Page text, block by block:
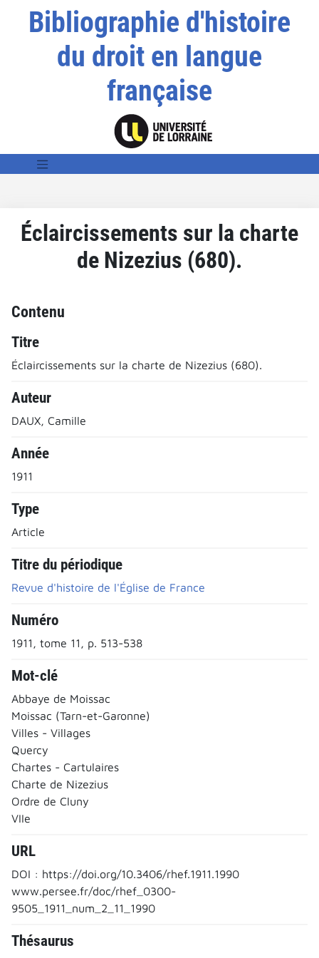
Bibliographie d'histoire
du droit en langue
française
Éclaircissements sur la charte
de Nizezius (680).
Contenu
Titre
Éclaircissements sur la charte de Nizezius (680).
Auteur
DAUX, Camille
Année
1911
Type
Article
Titre du périodique
Revue d'histoire de l'Église de France
Numéro
1911, tome 11, p. 513-538
Mot-clé
Abbaye de Moissac
Moissac (Tarn-et-Garonne)
Villes - Villages
Quercy
Chartes - Cartulaires
Charte de Nizezius
Ordre de Cluny
VIIe
URL
DOI : https://doi.org/10.3406/rhef.1911.1990
www.persee.fr/doc/rhef_0300-
9505_1911_num_2_11_1990
Thésaurus